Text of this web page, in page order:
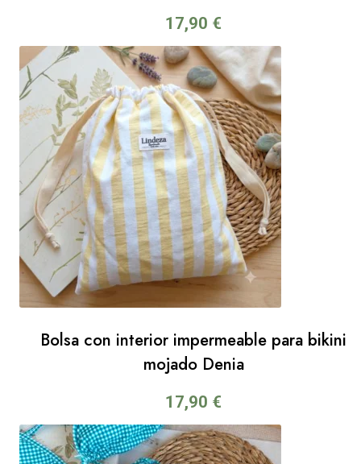
17,90 €
Bolsa con interior impermeable para bikini
mojado Denia
17,90 €